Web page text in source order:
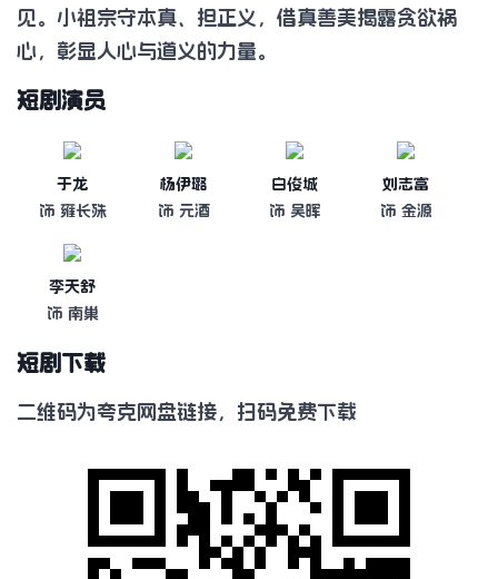
见。小祖宗守本真、担正义，借真善美揭露贪欲祸
心，彰显人心与道义的力量。
短剧演员
于龙
饰 雍长殊
杨伊璐
饰 元酒
白俊城
饰 吴晖
刘志富
饰 金源
李天舒
饰 南巢
短剧下载
二维码为夸克网盘链接，扫码免费下载